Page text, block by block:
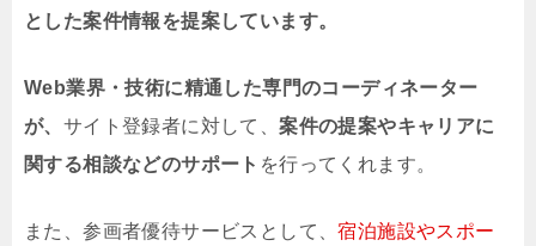
とした案件情報を提案しています。
Web業界・技術に精通した専門のコーディネーター
が、 サイト登録者に対して、案件の提案やキャリアに
関する相談などのサポート を行ってくれます。
また、参画者優待サービスとして、宿泊施設やスポー